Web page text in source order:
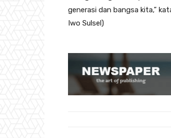
generasi dan bangsa kita,”
Iwo Sulsel)